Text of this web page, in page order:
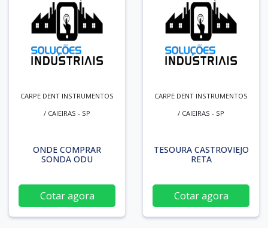
CARPE DENT INSTRUMENTOS
/ CAIEIRAS - SP
ONDE COMPRAR
SONDA ODU
Cotar agora
CARPE DENT INSTRUMENTOS
/ CAIEIRAS - SP
TESOURA CASTROVIEJO
RETA
Cotar agora